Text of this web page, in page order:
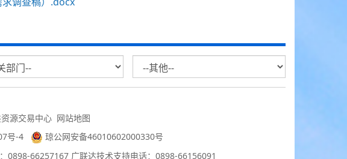
源交易中心 网站地图
号-4
琼公网安备46010602000330号
0898-66257167 广联达技术支持电话：0898-66156091